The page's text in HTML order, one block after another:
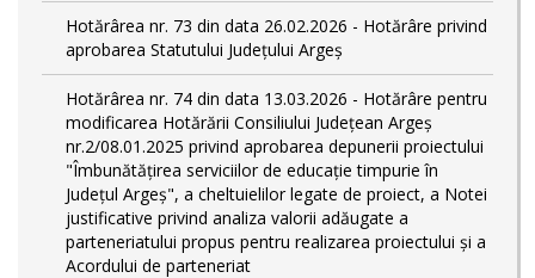
Hotărârea nr. 73 din data 26.02.2026 - Hotărâre privind
aprobarea Statutului Județului Argeș
Hotărârea nr. 74 din data 13.03.2026 - Hotărâre pentru
modificarea Hotărării Consiliului Județean Argeș
nr.2/08.01.2025 privind aprobarea depunerii proiectului
"Îmbunătățirea serviciilor de educație timpurie în
Județul Argeș", a cheltuielilor legate de proiect, a Notei
justificative privind analiza valorii adăugate a
parteneriatului propus pentru realizarea proiectului și a
Acordului de parteneriat